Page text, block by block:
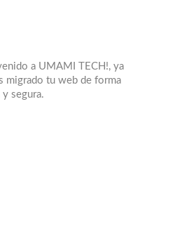
a UMAMI TECH!, ya
migrado tu web de forma
y segura.